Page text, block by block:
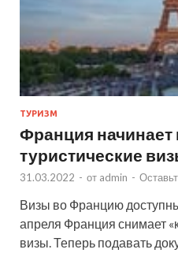
ТУРИЗМ
Франция
туристические
31.03.2022 - от admin -
Визы во Францию
апреля Франция снимает
визы. Теперь подавать